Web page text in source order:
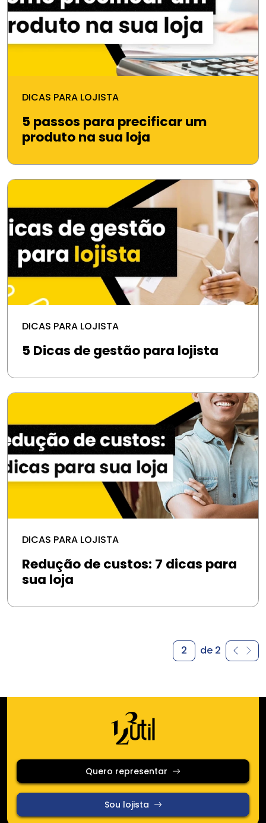
DICAS PARA LOJISTA
5 passos para precificar um
produto na sua loja
DICAS PARA LOJISTA
5 Dicas de gestão para lojista
DICAS PARA LOJISTA
Redução de custos: 7 dicas para
sua loja
2 de 2
Quero representar
Sou lojista